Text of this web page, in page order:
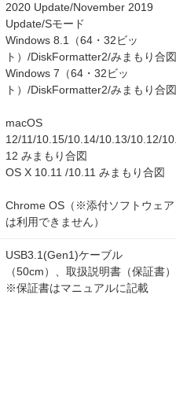
2020 Update/November 2019
Update/Sモード
Windows 8.1（64・32ビッ
ト）/DiskFormatter2/みまもり合図
Windows 7（64・32ビッ
ト）/DiskFormatter2/みまもり合図
macOS
12/11/10.15/10.14/10.13/10.12/10.
12 みまもり合図
OS X 10.11 /10.11 みまもり合図
Chrome OS（※添付ソフトウェア
は利用できません）
USB3.1(Gen1)ケーブル
（50cm）、取扱説明書（保証書）
※保証書はマニュアルに記載